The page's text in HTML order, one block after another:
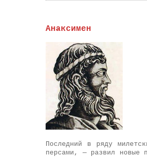
Анаксимен
Последний в ряду
персами, — развил новые